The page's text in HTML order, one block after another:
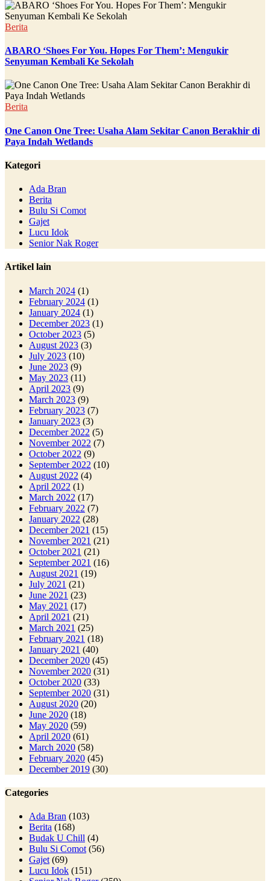
Berita
ABARO ‘Shoes For You. Hopes For Them’: Mengukir
Senyuman Kembali Ke Sekolah
Berita
One Canon One Tree: Usaha Alam Sekitar Canon Berakhir di
Paya Indah Wetlands
Kategori
Ada Bran
Berita
Bulu Si Comot
Gajet
Lucu Idok
Senior Nak Roger
Artikel lain
March 2024 (1)
February 2024 (1)
January 2024 (1)
December 2023 (1)
October 2023 (5)
August 2023 (3)
July 2023 (10)
June 2023 (9)
May 2023 (11)
April 2023 (9)
March 2023 (9)
February 2023 (7)
January 2023 (3)
December 2022 (5)
November 2022 (7)
October 2022 (9)
September 2022 (10)
August 2022 (4)
April 2022 (1)
March 2022 (17)
February 2022 (7)
January 2022 (28)
December 2021 (15)
November 2021 (21)
October 2021 (21)
September 2021 (16)
August 2021 (19)
July 2021 (21)
June 2021 (23)
May 2021 (17)
April 2021 (21)
March 2021 (25)
February 2021 (18)
January 2021 (40)
December 2020 (45)
November 2020 (31)
October 2020 (33)
September 2020 (31)
August 2020 (20)
June 2020 (18)
May 2020 (59)
April 2020 (61)
March 2020 (58)
February 2020 (45)
December 2019 (30)
Categories
Ada Bran (103)
Berita (168)
Budak U Chill (4)
Bulu Si Comot (56)
Gajet (69)
Lucu Idok (151)